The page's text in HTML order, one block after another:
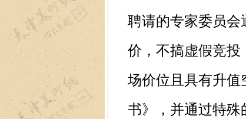
聘请的专家委员会
价，不搞虚假竞投
场价位且具有升值
书》，并通过特殊